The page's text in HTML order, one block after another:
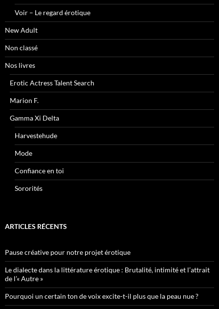
Voir – Le regard érotique
New Adult
Non classé
Nos livres
Erotic Actress Talent Search
Marion F.
Gamma Xi Delta
Harvestehude
Mode
Confiance en toi
Sororités
ARTICLES RÉCENTS
Pause créative pour notre projet érotique
Le dialecte dans la littérature érotique : Brutalité, intimité et l’attrait
de l’« Autre »
Pourquoi un certain ton de voix excite-t-il plus que la peau nue ?